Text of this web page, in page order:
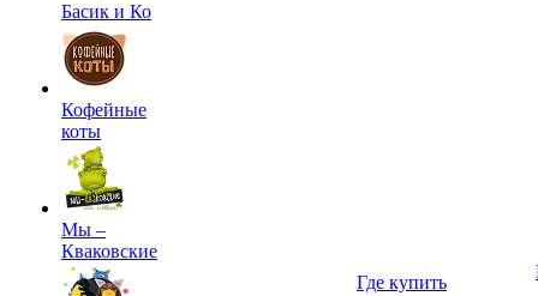
Басик и Ко
Кофейные
коты
Мы –
Кваковские
Где купить